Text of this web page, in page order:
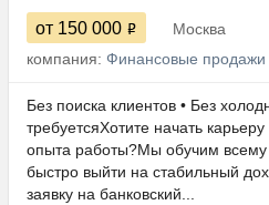
от 150 000
Москва
компания: Финансовые продажи
Без поиска клиентов • Без
требуетсяХотите начать
опыта работы?Мы обучим
быстро выйти на стабильный
заявку на банковский...